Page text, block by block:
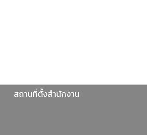
สถานที่ตั้งสำนักงาน